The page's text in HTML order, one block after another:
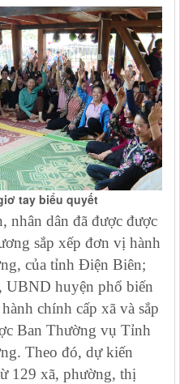
tay biểu quyết
nhân dân đã được được
sắp xếp đơn vị hành
của tỉnh Điện Biên;
UBND huyện phổ biến
chính cấp xã và sắp
Ban Thường vụ Tỉnh
Theo đó, dự kiến
129 xã, phường, thị